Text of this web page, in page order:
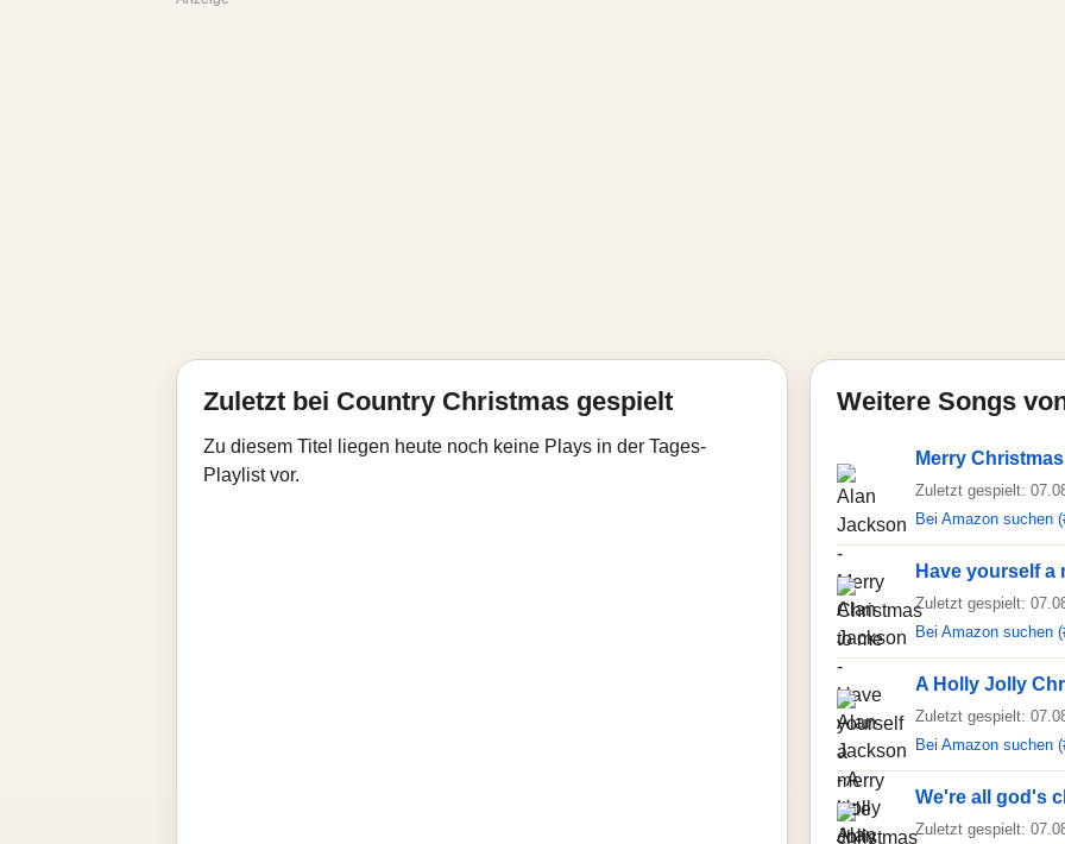
Zuletzt bei Country Christmas gespielt
Zu diesem Titel liegen heute noch keine Plays in der Tages-
Playlist vor.
Weitere Songs
Merry
Zuletzt gespielt:
Bei Amazon suchen
Have yourself a
Zuletzt gespielt:
Bei Amazon suchen
A Holly Jolly
Zuletzt gespielt:
Bei Amazon suchen
We're all god's
Zuletzt gespielt: